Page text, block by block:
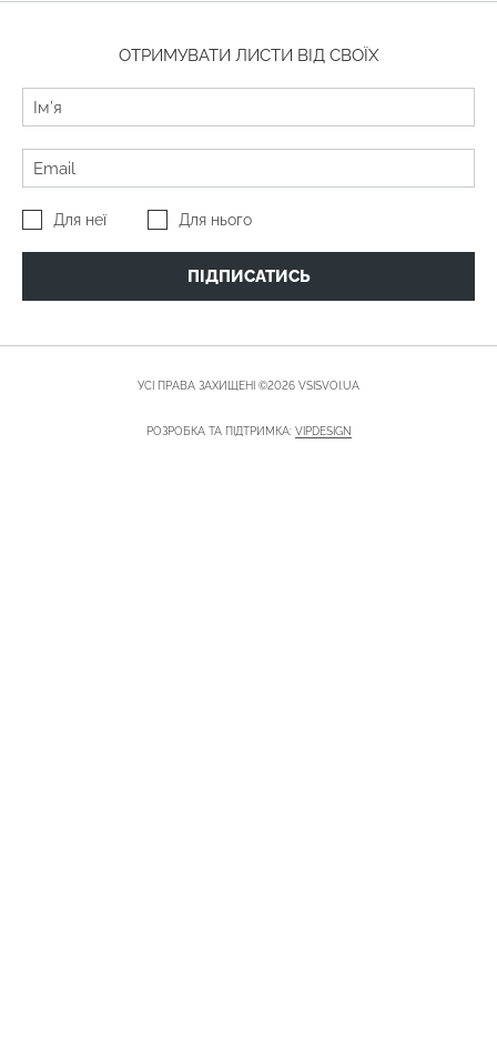
ОТРИМУВАТИ ЛИСТИ ВІД СВОЇХ
Для неї Для нього
ПІДПИСАТИСЬ
УСІ ПРАВА ЗАХИЩЕНІ ©2026 VSISVOI.UA
РОЗРОБКА ТА ПІДТРИМКА: VIPDESIGN